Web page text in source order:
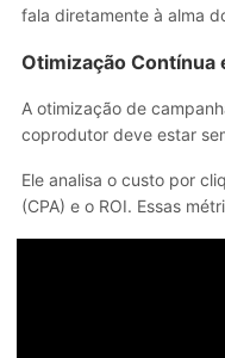
fala diretamente à alma
Otimização Contínua
A otimização de
coprodutor deve estar
Ele analisa o custo por
(CPA) e o ROI. Essas